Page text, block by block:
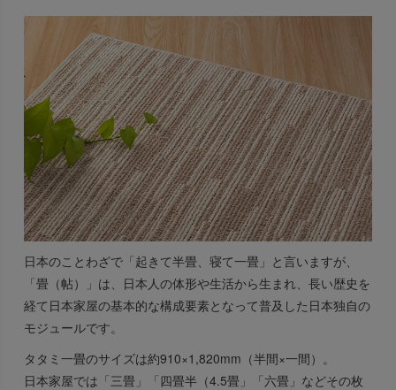
日本のことわざで「起きて半畳、寝て一畳」と言いますが、
「畳（帖）」は、日本人の体形や生活から生まれ、長い歴史を
経て日本家屋の基本的な構成要素となって普及した日本独自の
モジュールです。
タタミ一畳のサイズは約910×1,820mm（半間×一間）。
日本家屋では「三畳」「四畳半（4.5畳」「六畳」などその枚